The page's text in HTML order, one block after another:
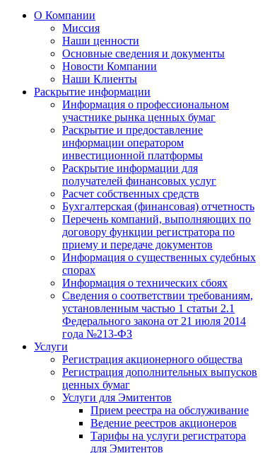
О Компании
Миссия
Наши ценности
Основные сведения и документы
Новости Компании
Наши Клиенты
Раскрытие информации
Информация о профессиональном
участнике рынка ценных бумаг
Раскрытие и предоставление
информации оператором
инвестиционной платформы
Раскрытие информации для
получателей финансовых услуг
Расчет собственных средств
Бухгалтерская (финансовая) отчетность
Перечень компаний, выполняющих по
договору функции регистратора по
приему и передаче документов
Информация о существенных судебных
спорах
Информация о технических сбоях
Сведения о соответствии требованиям,
установленным частью 1 статьи 2.1
Федерального закона от 21 июля 2014
года №213-ФЗ
Услуги
Регистрация акционерного общества
Регистрация дополнительных выпусков
ценных бумаг
Услуги для Эмитентов
Прием реестра на обслуживание
Ведение реестров акционеров
Тарифы на услуги регистратора
для Эмитентов